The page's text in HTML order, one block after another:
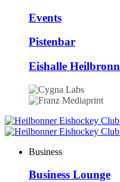
Events
Pistenbar
Eishalle Heilbronn
Business
Business Lounge